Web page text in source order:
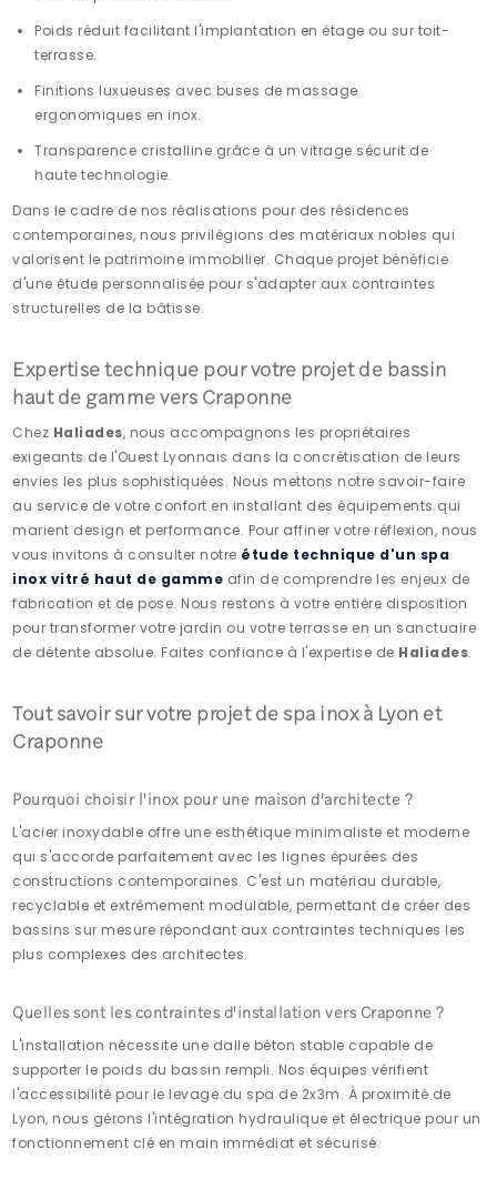
Poids réduit facilitant l'implantation en étage ou sur toit-
terrasse.
Finitions luxueuses avec buses de massage
ergonomiques en inox.
Transparence cristalline grâce à un vitrage sécurit de
haute technologie.
Dans le cadre de nos réalisations pour des résidences
contemporaines, nous privilégions des matériaux nobles qui
valorisent le patrimoine immobilier. Chaque projet bénéficie
d'une étude personnalisée pour s'adapter aux contraintes
structurelles de la bâtisse.
Expertise technique pour votre projet de bassin
haut de gamme vers Craponne
Chez Haliades, nous accompagnons les propriétaires
exigeants de l'Ouest Lyonnais dans la concrétisation de leurs
envies les plus sophistiquées. Nous mettons notre savoir-faire
au service de votre confort en installant des équipements qui
marient design et performance. Pour affiner votre réflexion, nous
vous invitons à consulter notre étude technique d'un spa
inox vitré haut de gamme afin de comprendre les enjeux de
fabrication et de pose. Nous restons à votre entière disposition
pour transformer votre jardin ou votre terrasse en un sanctuaire
de détente absolue. Faites confiance à l'expertise de Haliades.
Tout savoir sur votre projet de spa inox à Lyon et
Craponne
Pourquoi choisir l'inox pour une maison d'architecte ?
L'acier inoxydable offre une esthétique minimaliste et moderne
qui s'accorde parfaitement avec les lignes épurées des
constructions contemporaines. C'est un matériau durable,
recyclable et extrêmement modulable, permettant de créer des
bassins sur mesure répondant aux contraintes techniques les
plus complexes des architectes.
Quelles sont les contraintes d'installation vers Craponne ?
L'installation nécessite une dalle béton stable capable de
supporter le poids du bassin rempli. Nos équipes vérifient
l'accessibilité pour le levage du spa de 2x3m. À proximité de
Lyon, nous gérons l'intégration hydraulique et électrique pour un
fonctionnement clé en main immédiat et sécurisé.